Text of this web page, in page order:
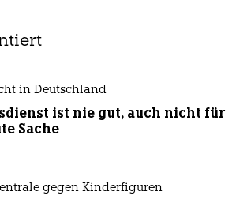
in Deutschland
ist nie gut, auch nicht für
Sache
gegen Kinderfiguren